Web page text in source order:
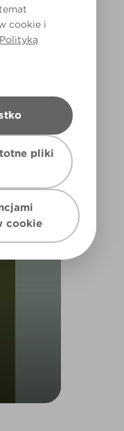
cookie i
Polityką
pliki
cookie
i/lub kolory
dostępnych
1